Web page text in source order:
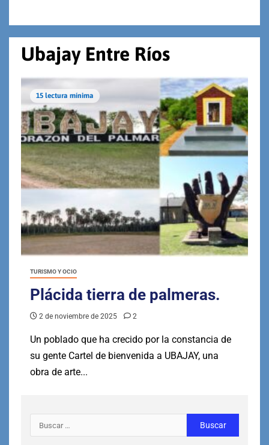
Ubajay Entre Ríos
15 lectura mínima
TURISMO Y OCIO
Plácida tierra de palmeras.
2 de noviembre de 2025 2
Un poblado que ha crecido por la constancia de
su gente Cartel de bienvenida a UBAJAY, una
obra de arte...